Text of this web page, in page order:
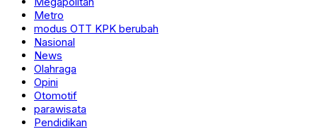
Metro
modus OTT KPK berubah
Nasional
News
Olahraga
Opini
Otomotif
parawisata
Pendidikan